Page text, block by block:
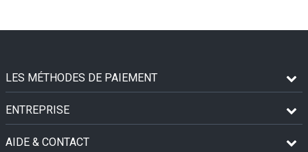
LES MÉTHODES DE PAIEMENT
ENTREPRISE
AIDE & CONTACT